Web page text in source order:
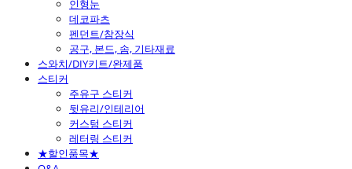
인형눈
데코파츠
펜던트/참장식
공구, 본드, 솜, 기타재료
스와치/DIY키트/완제품
스티커
주유구 스티커
뒷유리/인테리어
커스텀 스티커
레터링 스티커
★할인품목★